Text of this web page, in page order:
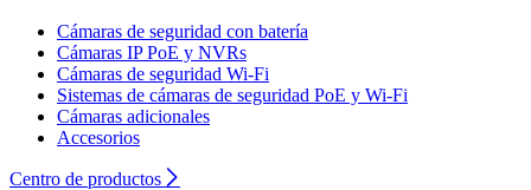
Cámaras de seguridad con batería
Cámaras IP PoE y NVRs
Cámaras de seguridad Wi-Fi
Sistemas de cámaras de seguridad PoE y Wi-Fi
Cámaras adicionales
Accesorios
Centro de productos